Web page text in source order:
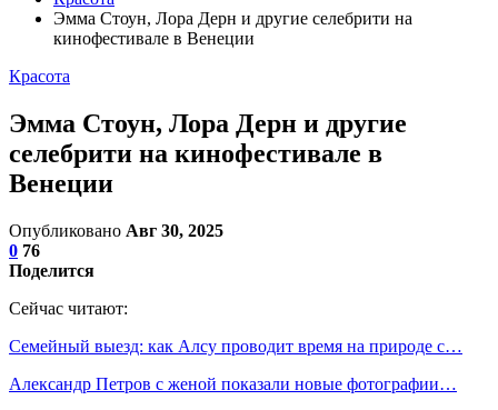
Эмма Стоун, Лора Дерн и другие селебрити на
кинофестивале в Венеции
Красота
Эмма Стоун, Лора Дерн и другие
селебрити на кинофестивале в
Венеции
Опубликовано Авг 30, 2025
0 76
Поделится
Сейчас читают:
Семейный выезд: как Алсу проводит время на природе с…
Александр Петров с женой показали новые фотографии…